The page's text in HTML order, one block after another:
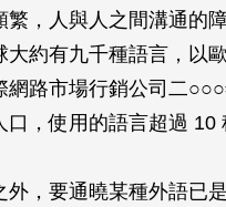
，人與人之間溝通的
約有九千種語言，以
路市場行銷公司二
，使用的語言超過 10
，要通曉某種外語已